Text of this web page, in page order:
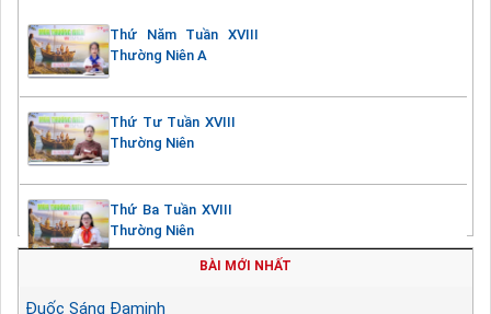
Thứ Năm Tuần XVIII
Thường Niên A
Thứ Tư Tuần XVIII
Thường Niên
Thứ Ba Tuần XVIII
Thường Niên
BÀI MỚI NHẤT
Đuốc Sáng Đaminh